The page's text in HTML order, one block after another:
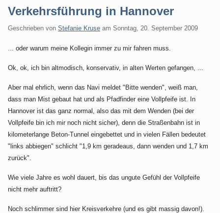
Verkehrsführung in Hannover
Geschrieben von Stefanie Kruse am Sonntag, 20. September 2009
... oder warum meine Kollegin immer zu mir fahren muss.
Ok, ok, ich bin altmodisch, konservativ, in alten Werten gefangen, ...
Aber mal ehrlich, wenn das Navi meldet "Bitte wenden", weiß man,
dass man Mist gebaut hat und als Pfadfinder eine Vollpfeife ist. In
Hannover ist das ganz normal, also das mit dem Wenden (bei der
Vollpfeife bin ich mir noch nicht sicher), denn die Straßenbahn ist in
kilometerlange Beton-Tunnel eingebettet und in vielen Fällen bedeutet
"links abbiegen" schlicht "1,9 km geradeaus, dann wenden und 1,7 km
zurück".
Wie viele Jahre es wohl dauert, bis das ungute Gefühl der Vollpfeife
nicht mehr auftritt?
Noch schlimmer sind hier Kreisverkehre (und es gibt massig davon!).